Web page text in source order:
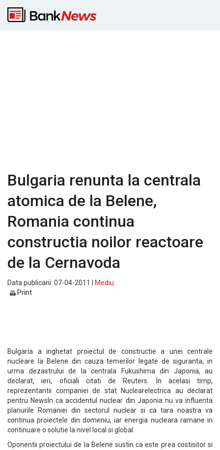
Bulgaria renunta la centrala
atomica de la Belene,
Romania continua
constructia noilor reactoare
de la Cernavoda
Data publicarii: 07-04-2011 |
Mediu
Print
Bulgaria a inghetat proiectul de constructie a unei centrale
nucleare la Belene din cauza temerilor legate de siguranta, in
urma dezastrului de la centrala Fukushima din Japonia, au
declarat, ieri, oficiali citati de Reuters. In acelasi timp,
reprezentantii companiei de stat Nuclearelectrica au declarat
pentru NewsIn ca accidentul nuclear din Japonia nu va influenta
planurile Romaniei din sectorul nuclear si ca tara noastra va
continua proiectele din domeniu, iar energia nucleara ramane in
continuare o solutie la nivel local si global.
Oponentii proiectului de la Belene sustin ca este prea costisitor si